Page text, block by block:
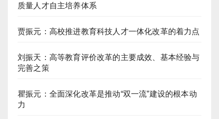
质量人才自主培养体系
贾振元：高校推进教育科技人才一体化改革的着力点
刘振天：高等教育评价改革的主要成效、基本经验与
完善之策
瞿振元：全面深化改革是推动“双一流”建设的根本动
力